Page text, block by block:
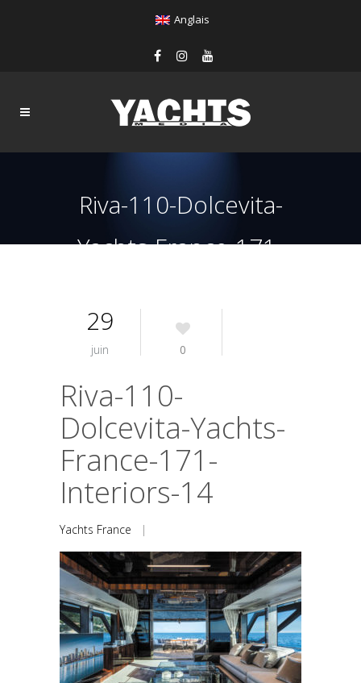
Anglais
Riva-110-Dolcevita-
Yachts-France-171-
29
juin 0
Riva-110-
Dolcevita-Yachts-
France-171-
Interiors-14
Yachts France |